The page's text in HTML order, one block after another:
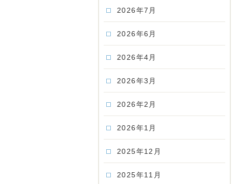
2026年7月
2026年6月
2026年4月
2026年3月
2026年2月
2026年1月
2025年12月
2025年11月